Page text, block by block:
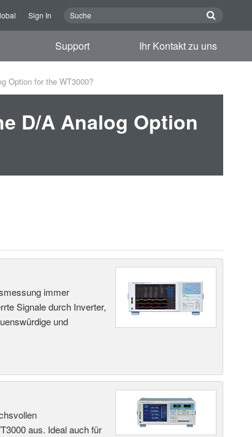
Sign In
Support Ihr Kontakt zu uns
Option for the WT3000?
D/A Analog Option
immer
Signale durch Inverter,
und
aus. Ideal auch für